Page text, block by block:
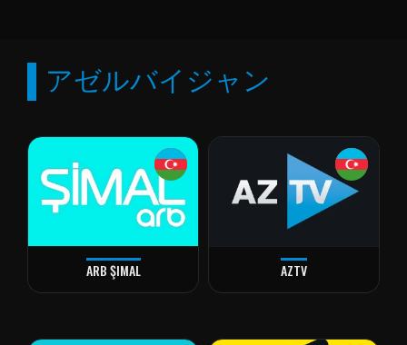
アゼルバイジャン
ARB ŞIMAL AZTV